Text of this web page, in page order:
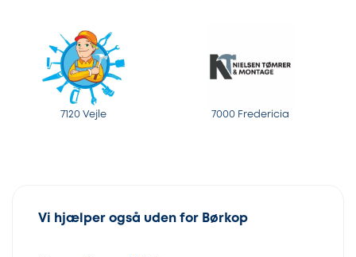
7120 Vejle 7000 Fredericia
Vi hjælper også uden for Børkop